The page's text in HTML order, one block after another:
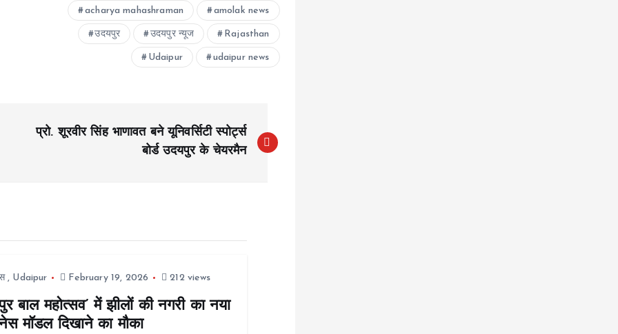
acharya mahashraman amolak news
उदयपुर उदयपुर न्यूज Rajasthan
Udaipur udaipur news
प्रो. शूरवीर सिंह भाणावत बने यूनिवर्सिटी स्पोर्ट्स
बोर्ड उदयपुर के चेयरमैन
, Udaipur February 19, 2026 212 views
बाल महोत्सव’ में झीलों की नगरी का नया
मॉडल दिखाने का मौका